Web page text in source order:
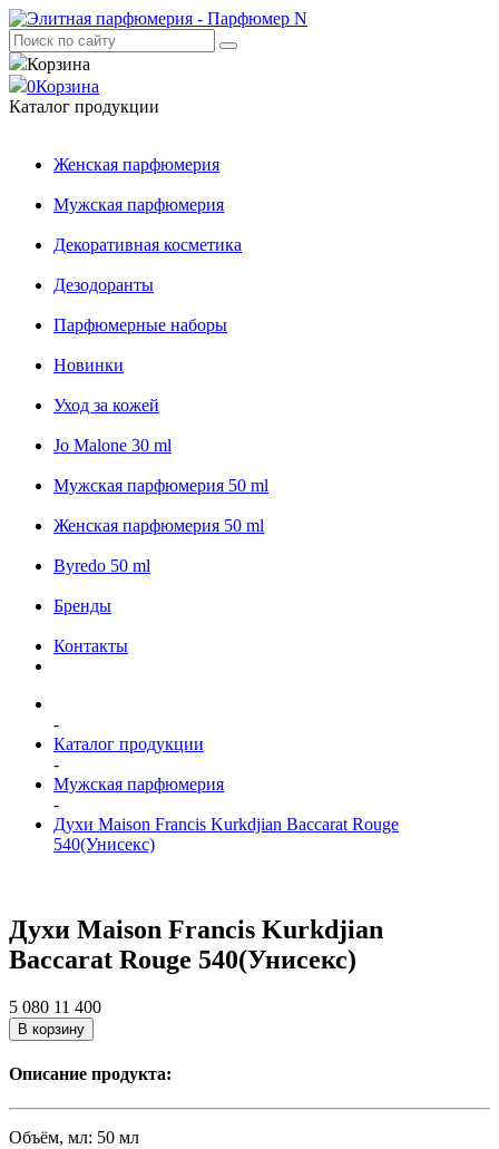
Корзина
0Корзина
Каталог продукции
Женская парфюмерия
Мужская парфюмерия
Декоративная косметика
Дезодоранты
Парфюмерные наборы
Новинки
Уход за кожей
Jo Malone 30 ml
Мужская парфюмерия 50 ml
Женская парфюмерия 50 ml
Byredo 50 ml
Бренды
Контакты
-
Каталог продукции
-
Мужская парфюмерия
-
Духи Maison Francis Kurkdjian Baccarat Rouge
540(Унисекс)
Духи Maison Francis Kurkdjian
Baccarat Rouge 540(Унисекс)
5 080 11 400
В корзину
Описание продукта:
Объём, мл: 50 мл